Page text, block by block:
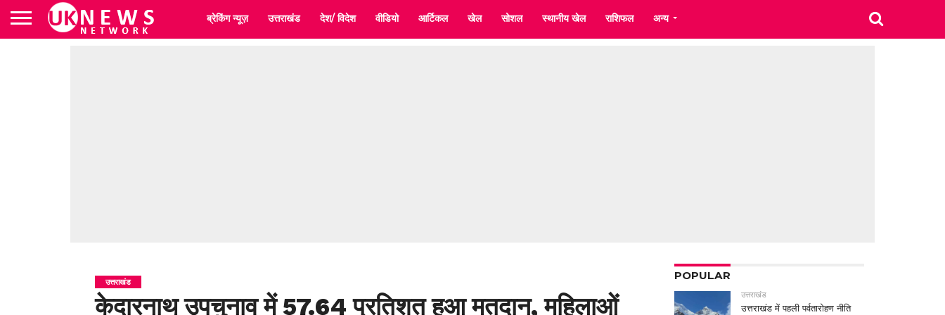
ब्रेकिंग न्यूज़ उत्तराखंड देश/ विदेश वीडियो आर्टिकल खेल सोशल स्थानीय खेल राशिफल अन्य
उत्तराखंड
केदारनाथ उपचुनाव में 57.64 प्रतिशत हुआ मतदान, महिलाओं
POPULAR
उत्तराखंड
उत्तराखंड में पहली पर्वतारोहण नीति